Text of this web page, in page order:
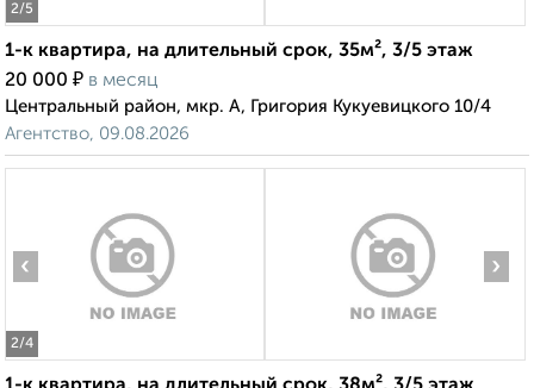
2/5
1-к квартира, на длительный срок, 35м², 3/5 этаж
20 000 ₽ в месяц
Центральный район, мкр. А, Григория Кукуевицкого 10/4
Агентство, 09.08.2026
2/4
‹ ›